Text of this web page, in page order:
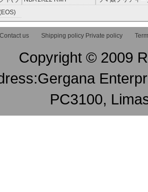
Contact us Shipping policy Private policy
Copyright © 2009
PC3100,